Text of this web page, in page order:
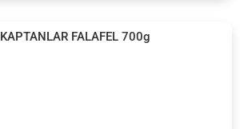
KAPTANLAR FALAFEL 700g